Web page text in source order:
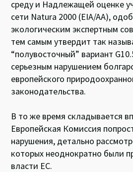
среду и Надлежащей оценке
сети Natura 2000 (EIA/AA),
экологическим экспертным
тем самым утвердит так
“полувосточный” вариант
серьезным нарушением
европейского
законодательства.
В то же время складывается
Европейская Комиссия
нарушения, детально
которых неоднократно были
власти ЕС.